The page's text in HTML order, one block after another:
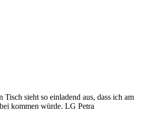
Tisch sieht so einladend aus, dass ich am
kommen würde. LG Petra